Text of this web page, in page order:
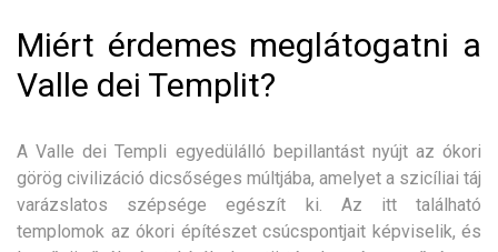
Miért érdemes meglátogatni a
Valle dei Templit?
A Valle dei Templi egyedülálló bepillantást nyújt az ókori
görög civilizáció dicsőséges múltjába, amelyet a szicíliai táj
varázslatos szépsége egészít ki. Az itt található
templomok az ókori építészet csúcspontjait képviselik, és